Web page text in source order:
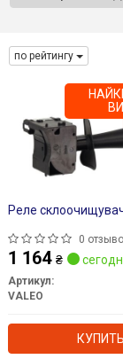
по рейтингу
Реле
0
1 164 ₴
Артикул:
VALEO
КУПИТЬ